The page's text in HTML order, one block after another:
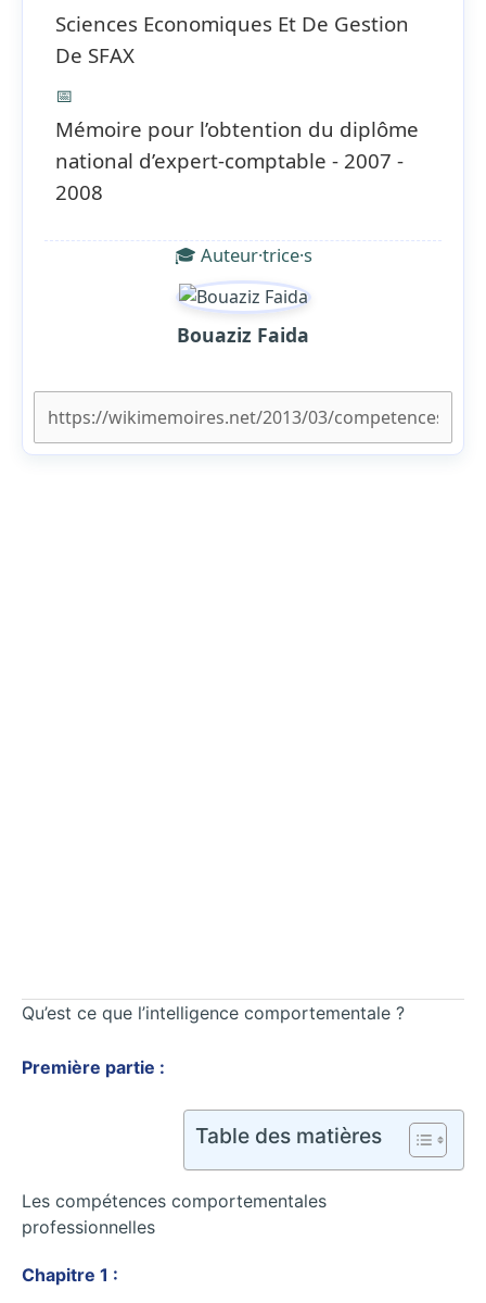
Sciences Economiques Et De Gestion
De SFAX
📅
Mémoire pour l’obtention du diplôme
national d’expert-comptable - 2007 -
2008
🎓 Auteur·trice·s
Bouaziz Faida
Qu’est ce que l’intelligence comportementale ?
Première partie :
Table des matières
Les compétences comportementales
professionnelles
Chapitre 1 :